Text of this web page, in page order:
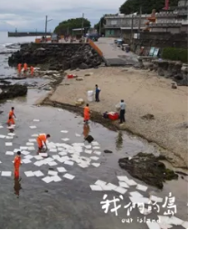
於第一時間有效防堵油污
在第一日就隨海流飄至小
季節的海龜生態；此外26日
公園海域，恐使當地正歷經
危急。事發一週以來，本次
成重大生態污染，也衝擊
華對此召開記